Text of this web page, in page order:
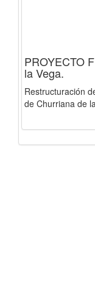
PROYECTO
la Vega.
Restructuración
de Churriana de